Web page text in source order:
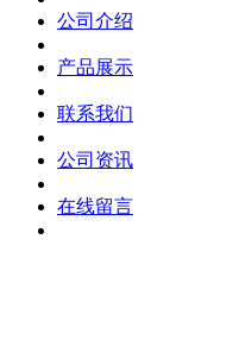
公司介绍
产品展示
联系我们
公司资讯
在线留言